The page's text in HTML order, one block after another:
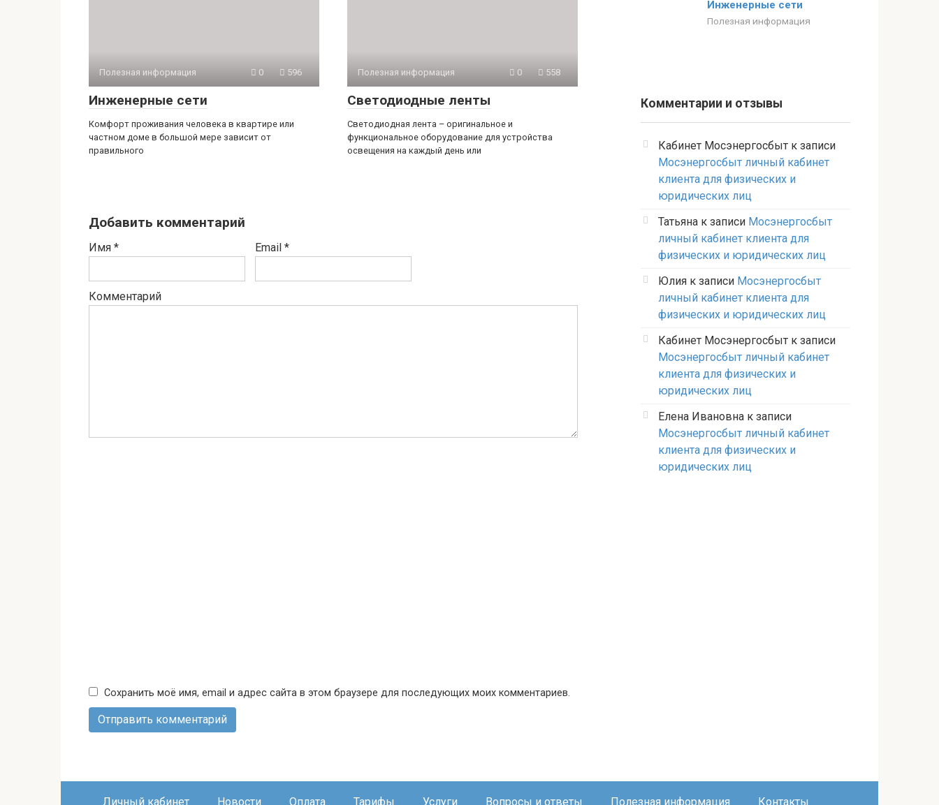
Полезная информация 0 596
Инженерные сети
Комфорт проживания человека в квартире или
частном доме в большой мере зависит от
правильного
Полезная информация 0 558
Светодиодные ленты
Светодиодная лента – оригинальное и
функциональное оборудование для устройства
освещения на каждый день или
Добавить комментарий
Имя * Email *
Комментарий
Сохранить моё имя, email и адрес сайта в этом браузере для последующих моих комментариев.
Инженерные сети
Полезная информация
Комментарии и отзывы
Кабинет Мосэнергосбыт к записи
Мосэнергосбыт личный кабинет
клиента для физических и
юридических лиц
Татьяна к записи Мосэнергосбыт
личный кабинет клиента для
физических и юридических лиц
Юлия к записи Мосэнергосбыт
личный кабинет клиента для
физических и юридических лиц
Кабинет Мосэнергосбыт к записи
Мосэнергосбыт личный кабинет
клиента для физических и
юридических лиц
Елена Ивановна к записи
Мосэнергосбыт личный кабинет
клиента для физических и
юридических лиц
Личный кабинет Новости Оплата Тарифы Услуги Вопросы и ответы Полезная информация Контакты